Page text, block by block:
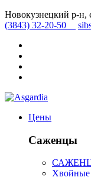
Новокузнецкий р-
(3843) 32-20-50
Цены
Саженцы
Хвойные